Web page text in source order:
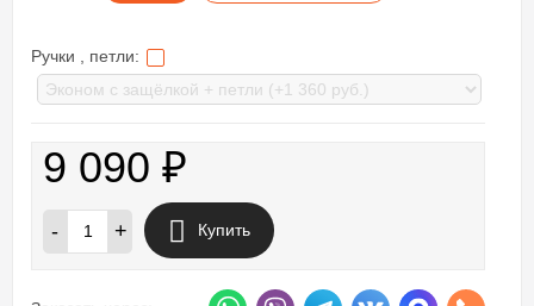
Ручки , петли:
9 090 ₽
- + Купить